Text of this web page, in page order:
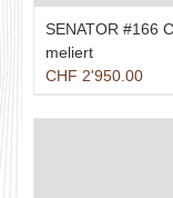
SENATOR #166
meliert
CHF 2'950.00